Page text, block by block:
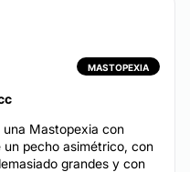
MASTOPEXIA
una Mastopexia con
pecho asimétrico, con
grandes y con